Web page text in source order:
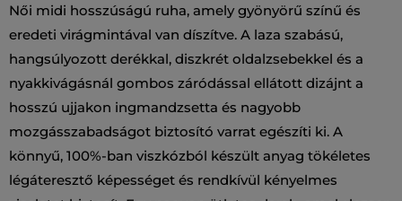
Női midi hosszúságú ruha, amely gyönyörű színű és
eredeti virágmintával van díszítve. A laza szabású,
hangsúlyozott derékkal, diszkrét oldalzsebekkel és a
nyakkivágásnál gombos záródással ellátott dizájnt a
hosszú ujjakon ingmandzsetta és nagyobb
mozgásszabadságot biztosító varrat egészíti ki. A
könnyű, 100%-ban viszkózból készült anyag tökéletes
légáteresztő képességet és rendkívül kényelmes